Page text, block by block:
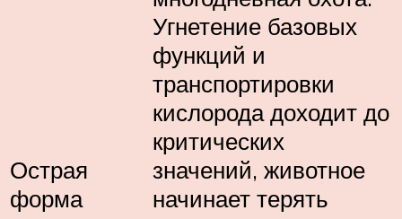
Острая
форма
Угнетение базовых
функций и
транспортировки
кислорода доходит до
критических
значений, животное
начинает терять